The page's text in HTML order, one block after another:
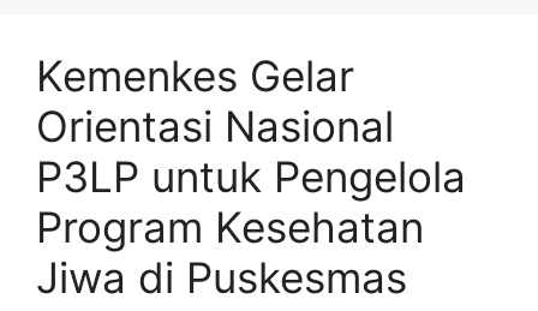
Kemenkes Gelar
Orientasi Nasional
P3LP untuk Pengelola
Program Kesehatan
Jiwa di Puskesmas